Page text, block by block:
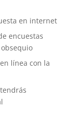
en internet
encuestas
línea con la